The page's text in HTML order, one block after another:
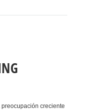
creciente